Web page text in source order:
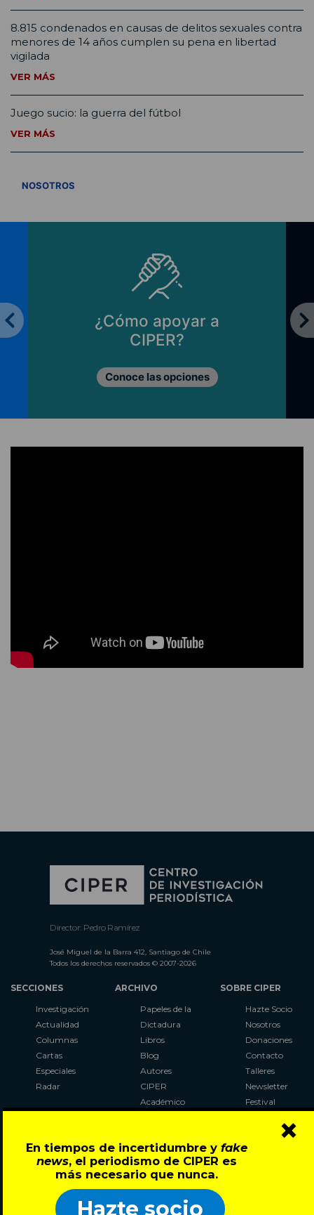
En tiempos de incertidumbre y fake
news, el periodismo de CIPER es
más necesario que nunca.
Hazte socio
×
8.815 condenados en causas de delitos sexuales contra
menores de 14 años cumplen su pena en libertad
vigilada
VER MÁS
Juego sucio: la guerra del fútbol
VER MÁS
NOSOTROS
¿Cómo apoyar a
CIPER?
Conoce las opciones
Director: Pedro Ramírez
José Miguel de la Barra 412, Santiago de Chile
Todos los derechos reservados © 2007-2026
SECCIONES
Investigación
Actualidad
Columnas
Cartas
Especiales
Radar
ARCHIVO
Papeles de la
Dictadura
Libros
Blog
Autores
CIPER
Académico
Al Plebiscito
con CIPER
SOBRE CIPER
Hazte Socio
Nosotros
Donaciones
Contacto
Talleres
Newsletter
Festival